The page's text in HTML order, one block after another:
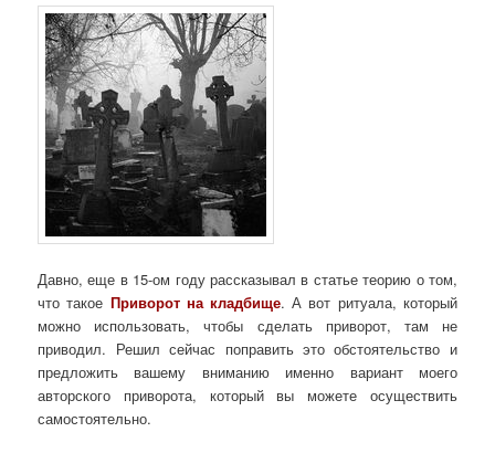
Давно, еще в 15-ом году рассказывал в статье теорию о том,
что такое Приворот на кладбище. А вот ритуала, который
можно использовать, чтобы сделать приворот, там не
приводил. Решил сейчас поправить это обстоятельство и
предложить вашему вниманию именно вариант моего
авторского приворота, который вы можете осуществить
самостоятельно.